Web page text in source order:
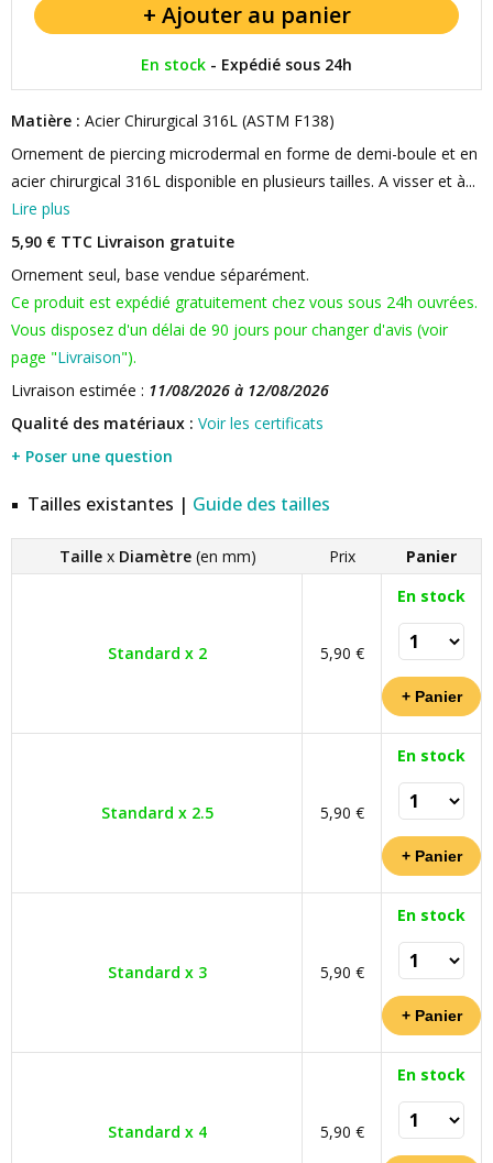
En stock - Expédié sous 24h
Matière : Acier Chirurgical 316L (ASTM F138)
Ornement de piercing microdermal en forme de demi-boule et en
acier chirurgical 316L disponible en plusieurs tailles. A visser et à...
Lire plus
5,90 € TTC Livraison gratuite
Ornement seul, base vendue séparément.
Ce produit est expédié gratuitement chez vous sous 24h ouvrées.
Vous disposez d'un délai de 90 jours pour changer d'avis (voir
page "Livraison").
Livraison estimée : 11/08/2026 à 12/08/2026
Qualité des matériaux : Voir les certificats
+ Poser une question
Tailles existantes | Guide des tailles
Taille x Diamètre (en mm) Prix Panier
Standard x 2 5,90 €
En stock
Standard x 2.5 5,90 €
En stock
Standard x 3 5,90 €
En stock
Standard x 4 5,90 €
En stock